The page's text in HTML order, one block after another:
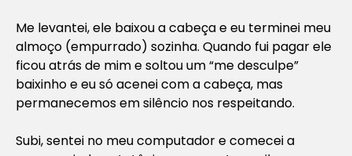
Me levantei, ele baixou a cabeça e eu terminei meu
almoço (empurrado) sozinha. Quando fui pagar ele
ficou atrás de mim e soltou um “me desculpe”
baixinho e eu só acenei com a cabeça, mas
permanecemos em silêncio nos respeitando.
Subi, sentei no meu computador e comecei a